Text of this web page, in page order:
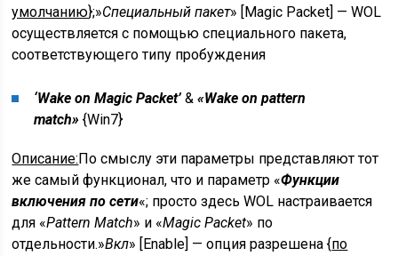
умолчанию};»Специальный пакет» [Magic Packet] — WOL
осуществляется с помощью специального пакета,
соответствующего типу пробуждения
‘Wake on Magic Packet’ &«Wake on pattern
match» {Win7}
Описание:По смыслу эти параметры представляют тот
же самый функционал, что и параметр «Функции
включения по сети«; просто здесь WOL настраивается
для «Pattern Match» и «Magic Packet» по
отдельности.»Вкл» [Enable] — опция разрешена {по